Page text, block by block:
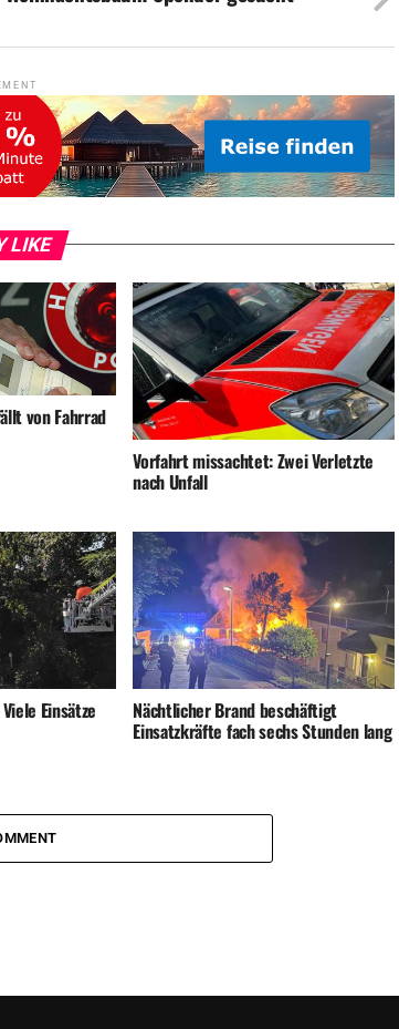
LIKE
von Fahrrad
Vorfahrt missachtet: Zwei Verletzte
nach Unfall
Einsätze Nächtlicher Brand beschäftigt
Einsatzkräfte fach sechs Stunden lang